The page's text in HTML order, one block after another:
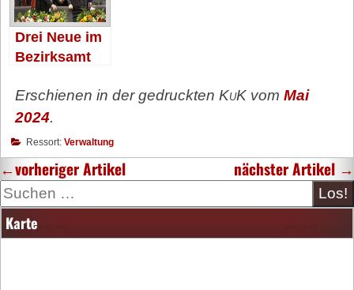
Drei Neue im
Bezirksamt
Erschienen in der gedruckten KuKvom Mai
2024.
Ressort: Verwaltung
←vorheriger Artikel nächster Artikel →
Suche
Karte